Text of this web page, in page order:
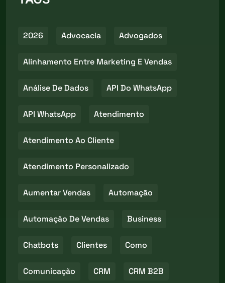
2026 Advocacia Advogados
Alinhamento Entre Marketing E Vendas
Análise De Dados API Do WhatsApp
API WhatsApp Atendimento
Atendimento Ao Cliente
Atendimento Personalizado
Aumentar Vendas Automação
Automação De Vendas Business
Chatbots Clientes Como
Comunicação CRM CRM B2B